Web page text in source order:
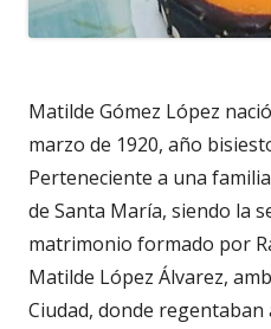
Matilde Gómez López
marzo de 1920, año
Perteneciente a una
de Santa María, siendo la
matrimonio formado por
Matilde López Álvarez,
Ciudad, donde